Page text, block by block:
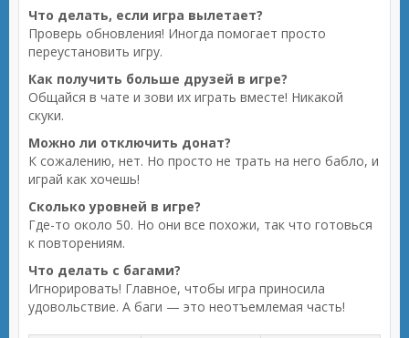
Что делать, если игра вылетает?
Проверь обновления! Иногда помогает просто
переустановить игру.
Как получить больше друзей в игре?
Общайся в чате и зови их играть вместе! Никакой
скуки.
Можно ли отключить донат?
К сожалению, нет. Но просто не трать на него бабло, и
играй как хочешь!
Сколько уровней в игре?
Где-то около 50. Но они все похожи, так что готовься
к повторениям.
Что делать с багами?
Игнорировать! Главное, чтобы игра приносила
удовольствие. А баги — это неотъемлемая часть!